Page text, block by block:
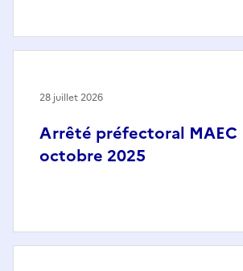
Arrêté préfectoral MAEC
octobre 2025
28 juillet 2026